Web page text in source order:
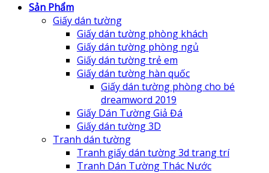
Sản Phẩm
Giấy dán tường
Giấy dán tường phòng khách
Giấy dán tường phòng ngủ
Giấy dán tường trẻ em
Giấy dán tường hàn quốc
Giấy dán tường phòng cho bé
dreamword 2019
Giấy Dán Tường Giả Đá
Giấy dán tường 3D
Tranh dán tường
Tranh giấy dán tường 3d trang trí
Tranh Dán Tường Thác Nước